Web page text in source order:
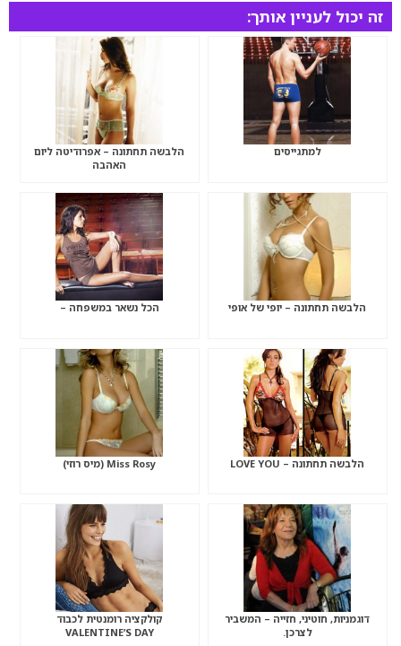
זה יכול לעניין אותך:
למתגייסים
הלבשה תחתונה – אפרודיטה ליום
האהבה
הלבשה תחתונה – יופי של אופי הכל נשאר במשפחה –
הלבשה תחתונה – LOVE YOU Miss Rosy (מיס רוזי)
דוגמניות, חוטיני, חזייה – המשביר
לצרכן.
קולקציה רומנטית לכבוד
VALENTINE’S DAY